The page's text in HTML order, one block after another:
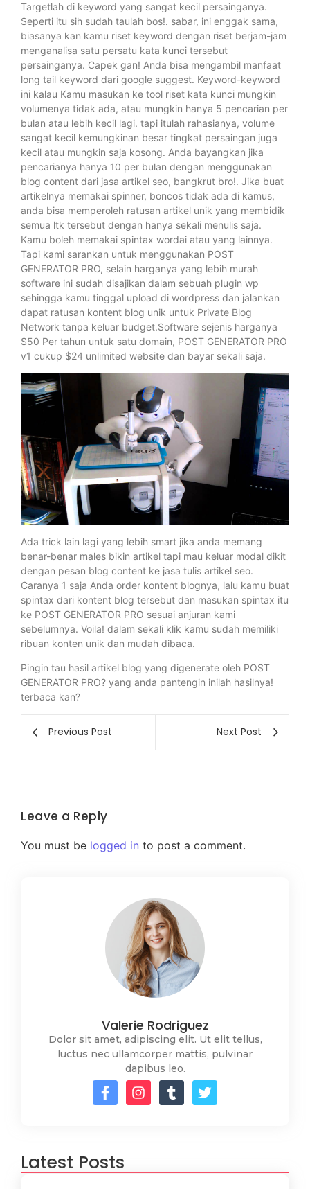
Targetlah di keyword yang sangat kecil persainganya.
Seperti itu sih sudah taulah bos!. sabar, ini enggak sama,
biasanya kan kamu riset keyword dengan riset berjam-jam
menganalisa satu persatu kata kunci tersebut
persainganya. Capek gan! Anda bisa mengambil manfaat
long tail keyword dari google suggest. Keyword-keyword
ini kalau Kamu masukan ke tool riset kata kunci mungkin
volumenya tidak ada, atau mungkin hanya 5 pencarian per
bulan atau lebih kecil lagi. tapi itulah rahasianya, volume
sangat kecil kemungkinan besar tingkat persaingan juga
kecil atau mungkin saja kosong. Anda bayangkan jika
pencarianya hanya 10 per bulan dengan menggunakan
blog content dari jasa artikel seo, bangkrut bro!. Jika buat
artikelnya memakai spinner, boncos tidak ada di kamus,
anda bisa memperoleh ratusan artikel unik yang membidik
semua ltk tersebut dengan hanya sekali menulis saja.
Kamu boleh memakai spintax wordai atau yang lainnya.
Tapi kami sarankan untuk menggunakan POST
GENERATOR PRO, selain harganya yang lebih murah
software ini sudah disajikan dalam sebuah plugin wp
sehingga kamu tinggal upload di wordpress dan jalankan
dapat ratusan kontent blog unik untuk Private Blog
Network tanpa keluar budget.Software sejenis harganya
$50 Per tahun untuk satu domain, POST GENERATOR PRO
v1 cukup $24 unlimited website dan bayar sekali saja.
Ada trick lain lagi yang lebih smart jika anda memang
benar-benar males bikin artikel tapi mau keluar modal dikit
dengan pesan blog content ke jasa tulis artikel seo.
Caranya 1 saja Anda order kontent blognya, lalu kamu buat
spintax dari kontent blog tersebut dan masukan spintax itu
ke POST GENERATOR PRO sesuai anjuran kami
sebelumnya. Voila! dalam sekali klik kamu sudah memiliki
ribuan konten unik dan mudah dibaca.
Pingin tau hasil artikel blog yang digenerate oleh POST
GENERATOR PRO? yang anda pantengin inilah hasilnya!
terbaca kan?
Previous Post Next Post
Leave a Reply
You must be logged in to post a comment.
Valerie Rodriguez
Dolor sit amet, adipiscing elit. Ut elit tellus,
luctus nec ullamcorper mattis, pulvinar
dapibus leo.
Latest Posts